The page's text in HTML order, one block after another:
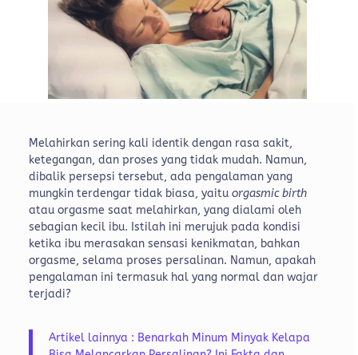
Melahirkan sering kali identik dengan rasa sakit,
ketegangan, dan proses yang tidak mudah. Namun,
dibalik persepsi tersebut, ada pengalaman yang
mungkin terdengar tidak biasa, yaitu orgasmic birth
atau orgasme saat melahirkan, yang dialami oleh
sebagian kecil ibu. Istilah ini merujuk pada kondisi
ketika ibu merasakan sensasi kenikmatan, bahkan
orgasme, selama proses persalinan. Namun, apakah
pengalaman ini termasuk hal yang normal dan wajar
terjadi?
Artikel lainnya : Benarkah Minum Minyak Kelapa